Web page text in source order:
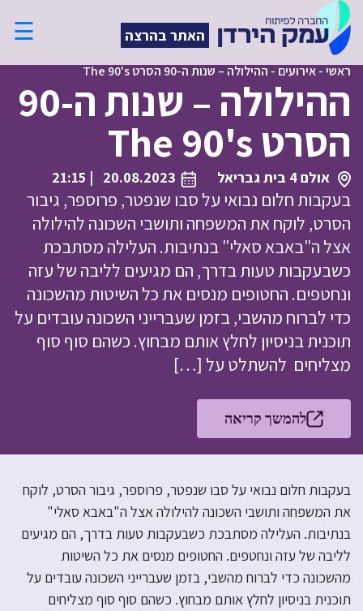
האתר בהרצה ☰
ראשי-אירועים - ההילולה – שנות ה-90 הסרט The 90's
ההילולה – שנות ה-90
הסרט The 90's
אולם 4 בית גבריאל 20.08.2023
| 21:15
בעקבות חלום נבואי על סבו שנפטר, פרוספר, גיבור
הסרט, לוקח את המשפחה ותושבי השכונה להילולה
אצל ה"באבא סאלי" בנתיבות. העלילה מסתבכת
כשבעקבות טעות בדרך, הם מגיעים לליבה של עזה
ונחטפים. החטופים מנסים את כל השיטות מהשכונה
כדי לברוח מהשבי, בזמן שעברייני השכונה עובדים על
תוכנית בניסיון לחלץ אותם מבחוץ. כשהם סוף סוף
מצליחים להשתלט על […]
להמשך קריאה
בעקבות חלום נבואי על סבו שנפטר, פרוספר, גיבור הסרט, לוקח
את המשפחה ותושבי השכונה להילולה אצל ה"באבא סאלי"
בנתיבות. העלילה מסתבכת כשבעקבות טעות בדרך, הם מגיעים
לליבה של עזה ונחטפים. החטופים מנסים את כל השיטות
מהשכונה כדי לברוח מהשבי, בזמן שעברייני השכונה עובדים על
תוכנית בניסיון לחלץ אותם מבחוץ. כשהם סוף סוף מצליחים